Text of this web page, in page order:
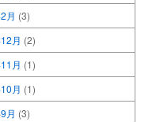
月 (3)
月 (2)
月 (1)
月 (1)
月 (3)